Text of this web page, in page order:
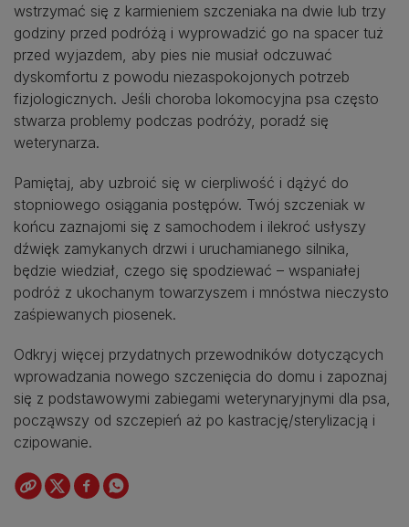
wstrzymać się z karmieniem szczeniaka na dwie lub trzy
godziny przed podróżą i wyprowadzić go na spacer tuż
przed wyjazdem, aby pies nie musiał odczuwać
dyskomfortu z powodu niezaspokojonych potrzeb
fizjologicznych. Jeśli choroba lokomocyjna psa często
stwarza problemy podczas podróży, poradź się
weterynarza.
Pamiętaj, aby uzbroić się w cierpliwość i dążyć do
stopniowego osiągania postępów. Twój szczeniak w
końcu zaznajomi się z samochodem i ilekroć usłyszy
dźwięk zamykanych drzwi i uruchamianego silnika,
będzie wiedział, czego się spodziewać – wspaniałej
podróż z ukochanym towarzyszem i mnóstwa nieczysto
zaśpiewanych piosenek.
Odkryj więcej przydatnych przewodników dotyczących
wprowadzania nowego szczenięcia do domu i zapoznaj
się z podstawowymi zabiegami weterynaryjnymi dla psa,
począwszy od szczepień aż po kastrację/sterylizacją i
czipowanie.